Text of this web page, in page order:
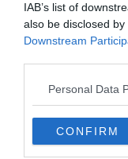
IAB’s list of
also be disclosed
Downstream
Personal Data
CONFIRM
Joni
disegnato la
cinema"